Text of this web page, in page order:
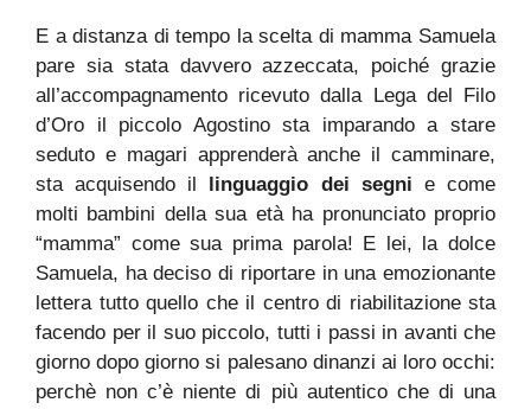
E a distanza di tempo la scelta di mamma Samuela
pare sia stata davvero azzeccata, poiché grazie
all’accompagnamento ricevuto dalla Lega del Filo
d’Oro il piccolo Agostino sta imparando a stare
seduto e magari apprenderà anche il camminare,
sta acquisendo il
linguaggio dei segni e come
molti bambini della sua età ha pronunciato proprio
“mamma” come sua prima parola! E lei, la dolce
Samuela, ha deciso di riportare in una emozionante
lettera tutto quello che il centro di riabilitazione sta
facendo per il suo piccolo, tutti i passi in avanti che
giorno dopo giorno si palesano dinanzi ai loro occhi:
perchè non c’è niente di più autentico che di una